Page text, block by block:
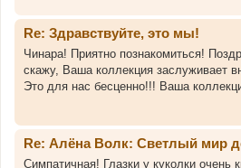
Re: Здравствуйте, это мы!
Чинара! Приятно познакомиться!
скажу, Ваша коллекция заслуживает
Это для нас бесценно!!! Ваша
Re: Алёна Волк: Светлый мир
Симпатичная! Глазки у куколки очень